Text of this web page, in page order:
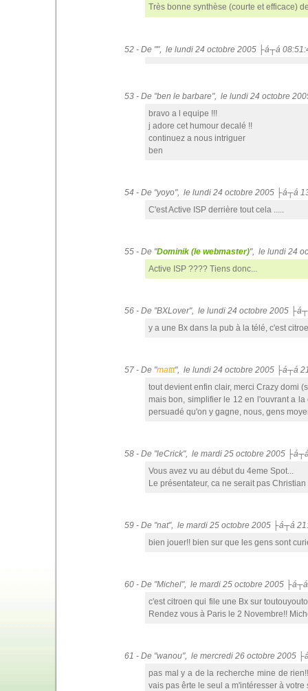
Très bonne synthèse (courte et efficace)
52 - De "", le lundi 24 octobre 2005 ├á┬á
53 - De "ben le barbare", le lundi 24 octobre
bravo a l equipe !!!
j adore cet humour decalé !!
continuez a nous intriguer
ben
54 - De "yoyo", le lundi 24 octobre 2005 ├á┬á
C'est Active ISP derrière tout cela .....
55 - De "Dominik (le webmaster)", le lundi 24
Active ISP ???? Tiens donc...
56 - De "BXLover", le lundi 24 octobre 2005
y a une Bx dans la pub à la télé, c'est
57 - De "mattt", le lundi 24 octobre 2005 ├á┬á
tout devient enfin clair, merci Crazy domi
mais bon, simplifier le 12 en l'ouvrant a
persuadé qu'on y gagne, nous, gens
58 - De "leCrick", le mardi 25 octobre 2005
Vous avez vu au début du 4eme Spot...
Le présentateur, ca ne serait pas
59 - De "nat", le mardi 25 octobre 2005 ├á┬á
bien jouer!! bien sur que les gens sont
60 - De "Michel", le mardi 25 octobre 2005
c'est citroen qui file une Bx sur
Rendez vous à Paris le 2 Novembre!!
61 - De "wanou", le mercredi 26 octobre 2005
pas mal y a de la recherche mine de
vais pas êrte le seul a m'intéresser à votre